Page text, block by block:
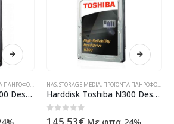
ΤΗΛΕΦΩΝΊΑΣ - ΗΛΕΚΤΡΟΝΙΚΆ
Harddisk Toshiba N300 Desktop NAS 6TB HDWN160UZSVA
NAS,STORAGE MEDIA, ΠΡΟΪΌΝΤΑ ΠΛΗΡΟΦΟΡΙΚΉΣ - ΚΙΝΗΤΉΣ ΤΗΛΕΦΩΝΊΑΣ - ΗΛΕΚΤΡΟΝΙΚΆ
Harddisk Toshiba N300 Desktop NAS 4TB Kit HDWQ140EZSTA
0 out of 5